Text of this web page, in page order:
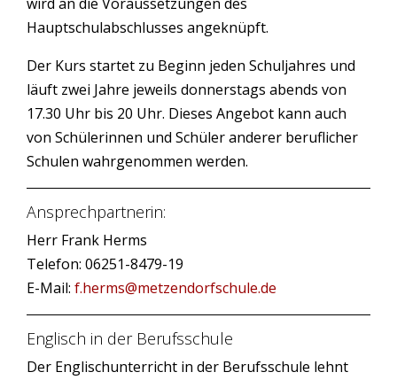
Hauptschulabschlusses angeknüpft.
Der Kurs startet zu Beginn jeden Schuljahres und
läuft zwei Jahre jeweils donnerstags abends von
17.30 Uhr bis 20 Uhr. Dieses Angebot kann auch
von Schülerinnen und Schüler anderer beruflicher
Schulen wahrgenommen werden.
Ansprechpartnerin:
Herr Frank Herms
Telefon: 06251-8479-19
E-Mail: f.herms@metzendorfschule.de
Englisch in der Berufsschule
Der Englischunterricht in der Berufsschule lehnt